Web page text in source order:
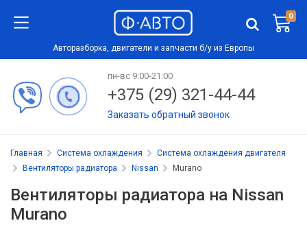
0
Авторазборка, двигатели и запчасти б/у из Европы
пн-вс 9:00-21:00
+375 (29) 321-44-44
Заказать обратный звонок
Главная Система охлаждения
Система охлаждения двигателя
Вентиляторы радиатора
Nissan Murano
Вентиляторы радиатора на Nissan
Murano